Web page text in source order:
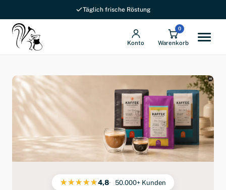
Täglich frische Röstung
Konto
0
Warenkorb
4,8 50.000+ Kunden